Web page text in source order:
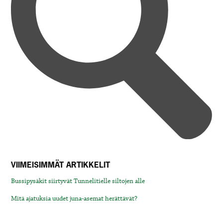
VIIMEISIMMÄT ARTIKKELIT
Bussipysäkit siirtyvät Tunnelitielle siltojen alle
Mitä ajatuksia uudet juna-asemat herättävät?